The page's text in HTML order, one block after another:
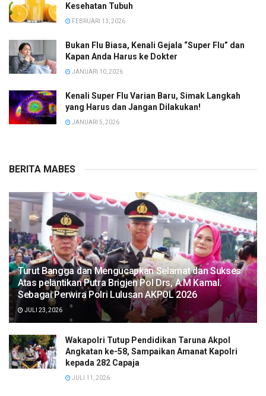
Kesehatan Tubuh
FEBRUARI 13, 2026
Bukan Flu Biasa, Kenali Gejala “Super Flu” dan
Kapan Anda Harus ke Dokter
JANUARI 10, 2026
Kenali Super Flu Varian Baru, Simak Langkah
yang Harus dan Jangan Dilakukan!
JANUARI 5, 2026
BERITA MABES
Turut Bangga dan Mengucapkan Selamat dan Sukses
Atas pelantikan Putra Brigjen Pol Drs, A.M Kamal.
Sebagai Perwira Polri Lulusan AKPOL 2026
JULI 23, 2026
Wakapolri Tutup Pendidikan Taruna Akpol
Angkatan ke-58, Sampaikan Amanat Kapolri
kepada 282 Capaja
JULI 11, 2026